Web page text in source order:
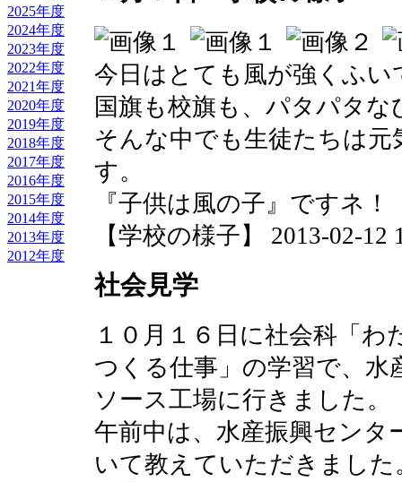
2025年度
2024年度
2023年度
2022年度
2021年度
2020年度
2019年度
2018年度
2017年度
2016年度
2015年度
2014年度
2013年度
2012年度
今日はとても風が強くふい
国旗も校旗も、パタパタ
そんな中でも生徒たちは
す。
『子供は風の子』ですネ！
【学校の様子】 2013-02-12
社会見学
１０月１６日に社会科「
つくる仕事」の学習で、
ソース工場に行きました。
午前中は、水産振興センタ
いて教えていただきました